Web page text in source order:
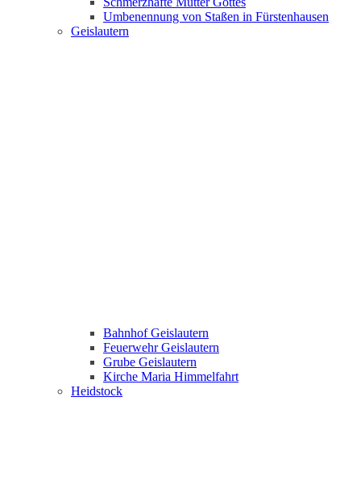
Umbenennung von Staßen in Fürstenhausen
Geislautern
Bahnhof Geislautern
Feuerwehr Geislautern
Grube Geislautern
Kirche Maria Himmelfahrt
Heidstock